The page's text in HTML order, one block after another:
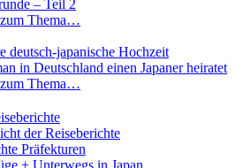
– Teil 2
Thema…
deutsch-japanische Hochzeit
in Deutschland einen Japaner heiratet
Thema…
der Reiseberichte
Präfekturen
+ Unterwegs in Japan